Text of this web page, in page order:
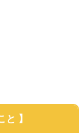
】